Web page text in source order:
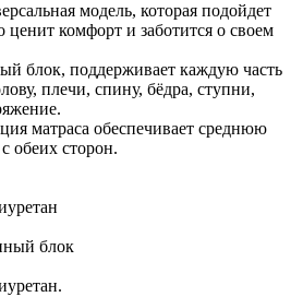
модель, которая подойдет
комфорт и заботится о своем
блок, поддерживает каждую часть
плечи, спину, бёдра, ступни,
матраса обеспечивает среднюю
обеих сторон.
блок